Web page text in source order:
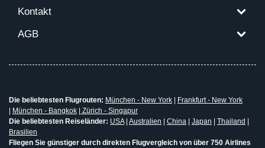
Kontakt
AGB
Die beliebtesten Flugrouten: München - New York
Frankfurt - New York
München - Bangkok
Zürich - Singapur
Die beliebtesten Reiseländer: USA| Australien China Japan Thailand
Brasilien
Fliegen Sie günstiger durch direkten Flugvergleich von über 750 Airlines